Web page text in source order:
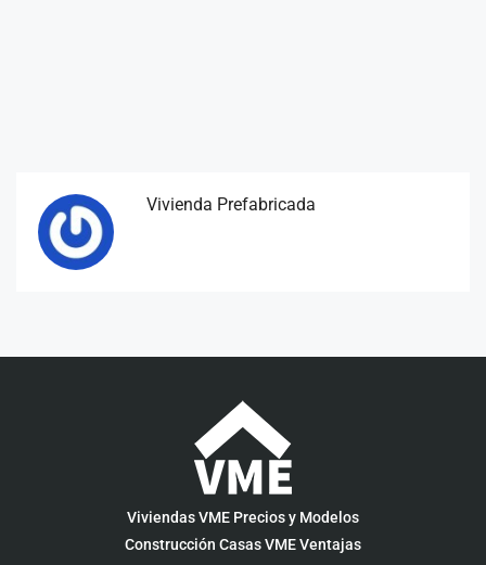
Vivienda Prefabricada
Viviendas VME Precios y Modelos
Construcción Casas VME Ventajas